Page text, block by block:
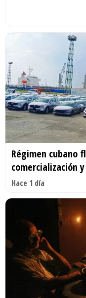
Régimen cubano
comercialización
Hace 1 día